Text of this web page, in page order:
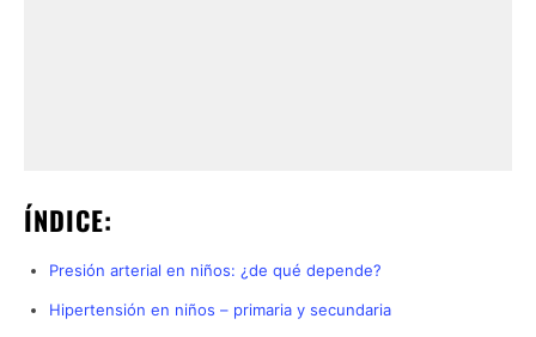
ÍNDICE:
Presión arterial en niños: ¿de qué depende?
Hipertensión en niños – primaria y secundaria